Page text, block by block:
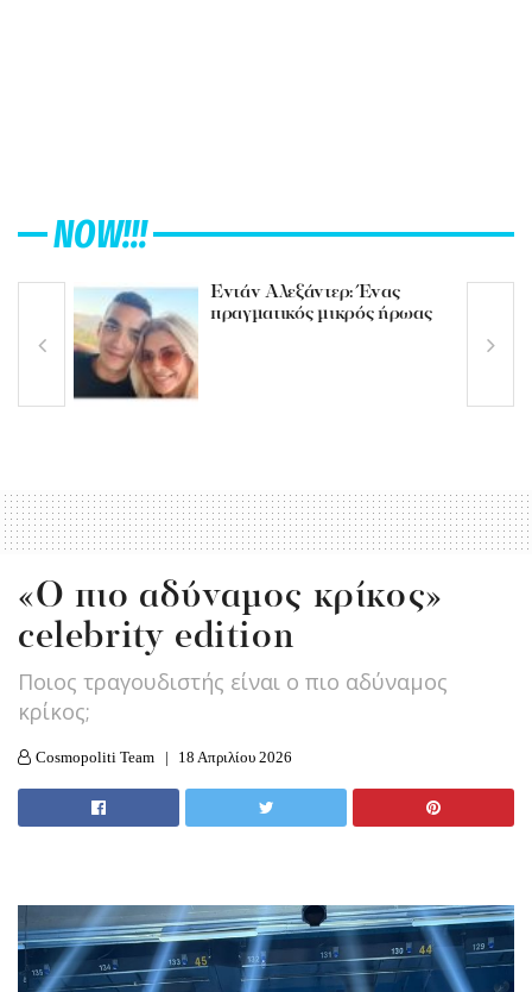
NOW!!!
Εντάν Αλεξάντερ: Ένας
πραγματικός μικρός ήρωας
«Ο πιο αδύναμος κρίκος»
celebrity edition
Ποιος τραγουδιστής είναι ο πιο αδύναμος
κρίκος;
Cosmopoliti Team 18 Απριλίου 2026